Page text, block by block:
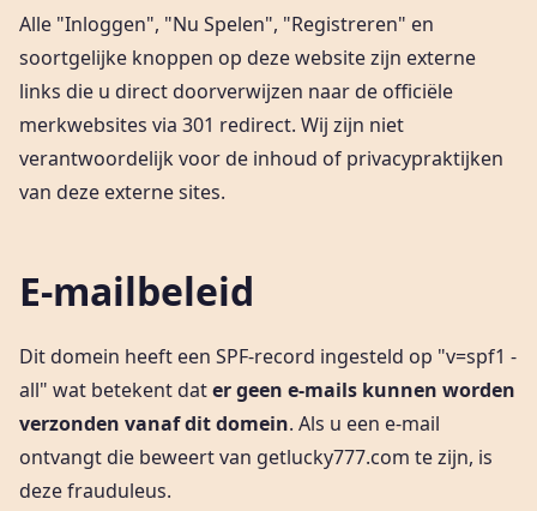
Alle "Inloggen", "Nu Spelen", "Registreren" en
soortgelijke knoppen op deze website zijn externe
links die u direct doorverwijzen naar de officiële
merkwebsites via 301 redirect. Wij zijn niet
verantwoordelijk voor de inhoud of privacypraktijken
van deze externe sites.
E-mailbeleid
Dit domein heeft een SPF-record ingesteld op "v=spf1 -
all" wat betekent dater geen e-mails kunnen worden
verzonden vanaf dit domein. Als u een e-mail
ontvangt die beweert van getlucky777.com te zijn, is
deze frauduleus.